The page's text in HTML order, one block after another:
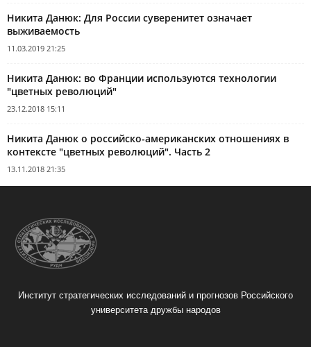
Никита Данюк: Для России суверенитет означает
выживаемость
11.03.2019 21:25
Никита Данюк: во Франции используются технологии
"цветных революций"
23.12.2018 15:11
Никита Данюк о российско-американских отношениях в
контексте "цветных революций". Часть 2
13.11.2018 21:35
Институт стратегических исследований и прогнозов Российского
университета дружбы народов